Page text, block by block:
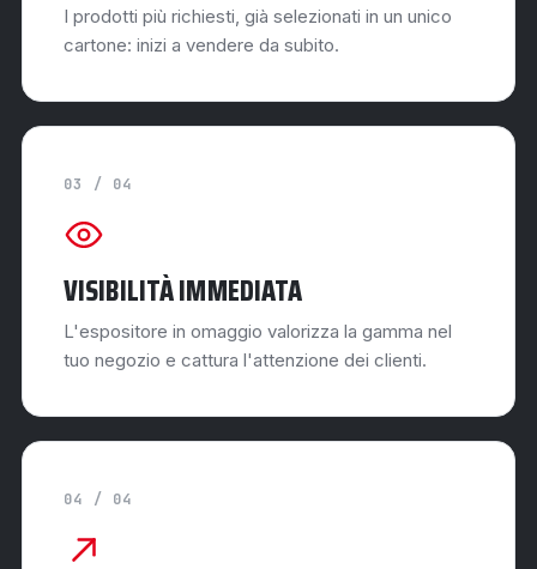
I prodotti più richiesti, già selezionati in un unico
cartone: inizi a vendere da subito.
03 / 04
VISIBILITÀ IMMEDIATA
L'espositore in omaggio valorizza la gamma nel
tuo negozio e cattura l'attenzione dei clienti.
04 / 04